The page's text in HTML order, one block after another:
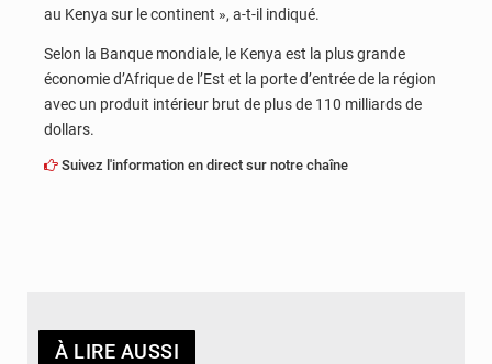
au Kenya sur le continent », a-t-il indiqué.
Selon la Banque mondiale, le Kenya est la plus grande
économie d’Afrique de l’Est et la porte d’entrée de la région
avec un produit intérieur brut de plus de 110 milliards de
dollars.
Suivez l'information en direct sur notre chaîne
À LIRE AUSSI